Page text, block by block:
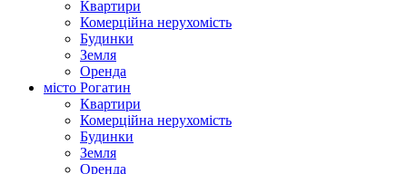
Квартири
Комерційна нерухомість
Будинки
Земля
Оренда
місто Рогатин
Квартири
Комерційна нерухомість
Будинки
Земля
Оренда